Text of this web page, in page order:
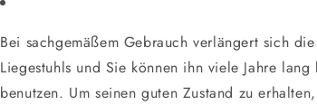
Bei sachgemäßem Gebrauch verlängert sich
Liegestuhls und Sie können ihn viele Jahre lang
benutzen. Um seinen guten Zustand zu